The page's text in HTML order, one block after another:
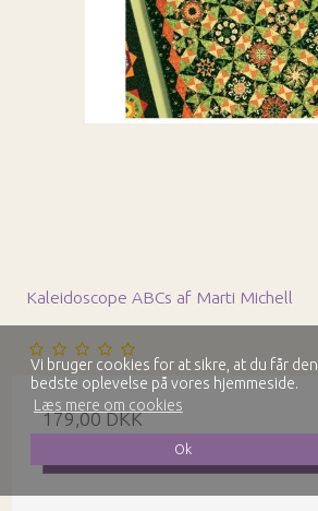
Vi bruger cookies for at sikre, at du får den
bedste oplevelse på vores hjemmeside.
Læs mere om cookies
Ok
Kaleidoscope ABCs af Marti Michell
179,00 DKK